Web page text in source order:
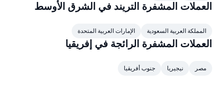
جديد
كريبتو
صناديق الاستثمار المتداولة في العملات المشفرة
صناديق المؤشرات المتداولة لـ بيتكوين
العملات المشفرة التريند في الشرق الأوسط
المملكة العربية السعودية الإمارات العربية المتحدة
العملات المشفرة الرائجة في إفريقيا
مصر نيجيريا جنوب أفريقيا